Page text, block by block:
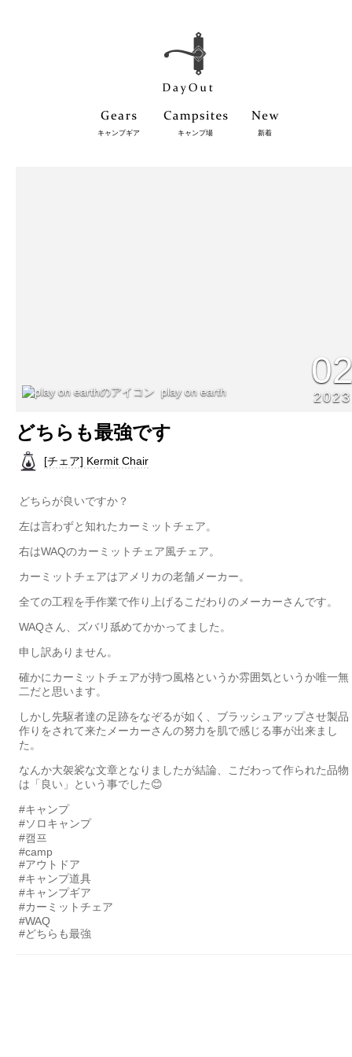
キャンプギア キャンプ場 新着
play on earth 2023
どちらも最強です
[チェア] Kermit Chair
どちらが良いですか？
左は言わずと知れたカーミットチェア。
右はWAQのカーミットチェア風チェア。
カーミットチェアはアメリカの老舗メーカー。
全ての工程を手作業で作り上げるこだわりのメーカーさんです。
WAQさん、ズバリ舐めてかかってました。
申し訳ありません。
確かにカーミットチェアが持つ風格というか雰囲気というか唯一無
二だと思います。
しかし先駆者達の足跡をなぞるが如く、ブラッシュアップさせ製品
作りをされて来たメーカーさんの努力を肌で感じる事が出来まし
た。
なんか大袈裟な文章となりましたが結論、こだわって作られた品物
は「良い」という事でした😊
#キャンプ
#ソロキャンプ
#캠프
#camp
#アウトドア
#キャンプ道具
#キャンプギア
#カーミットチェア
#WAQ
#どちらも最強